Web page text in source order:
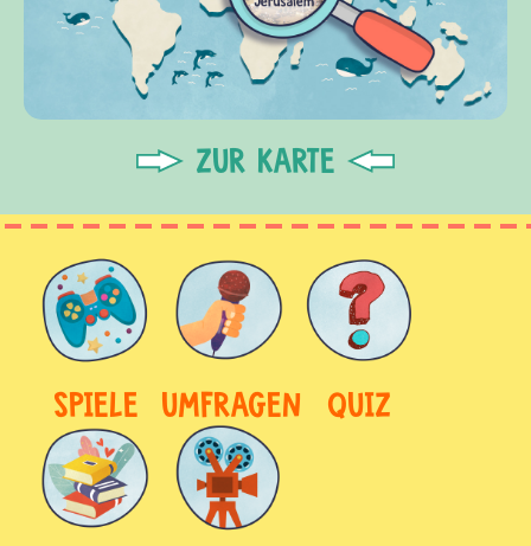
ZUR KARTE
SPIELE UMFRAGEN QUIZ